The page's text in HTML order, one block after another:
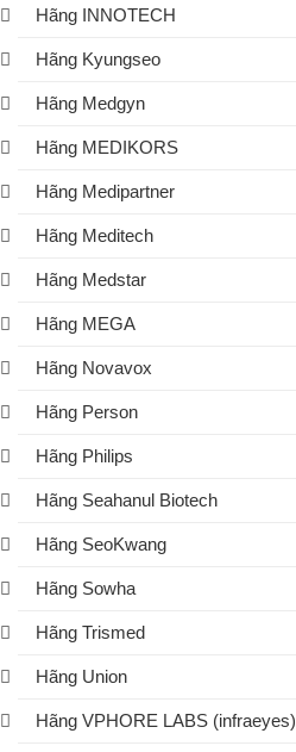
Hãng INNOTECH
Hãng Kyungseo
Hãng Medgyn
Hãng MEDIKORS
Hãng Medipartner
Hãng Meditech
Hãng Medstar
Hãng MEGA
Hãng Novavox
Hãng Person
Hãng Philips
Hãng Seahanul Biotech
Hãng SeoKwang
Hãng Sowha
Hãng Trismed
Hãng Union
Hãng VPHORE LABS (infraeyes)